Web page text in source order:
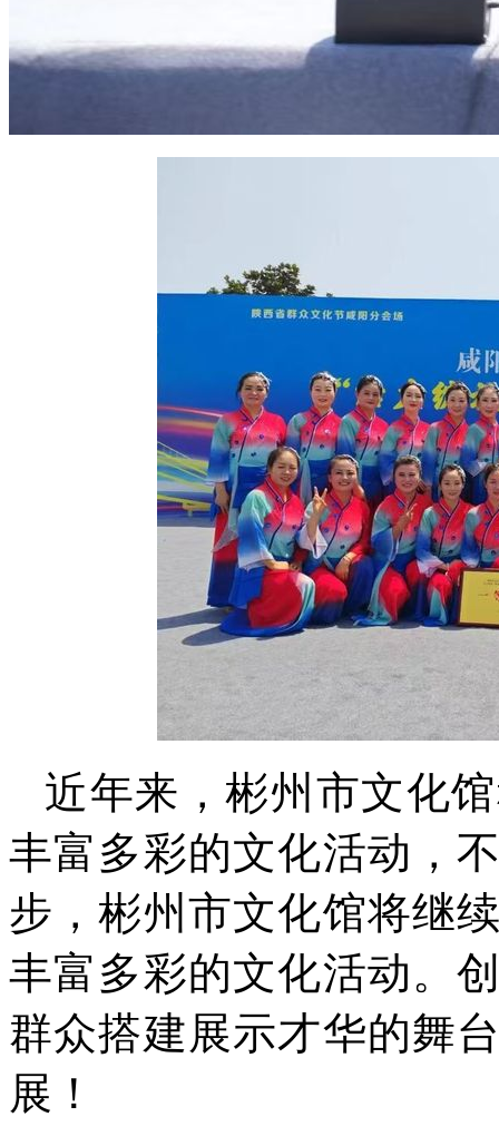
近年来，彬州市文化
丰富多彩的文化活动，
步，彬州市文化馆将继
丰富多彩的文化活动。
群众搭建展示才华的舞
展！